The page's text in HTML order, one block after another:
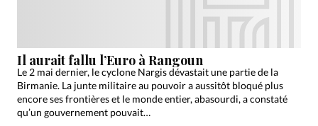
Devise:CHF
RUBRIQUES
Tous les articles
Actualité chrétienne
Il aurait fallu l’Euro à Rangoun
Le 2 mai dernier, le cyclone Nargis dévastait une partie de la
Birmanie. La junte militaire au pouvoir a aussitôt bloqué plus
encore ses frontières et le monde entier, abasourdi, a constaté
qu’un gouvernement pouvait…